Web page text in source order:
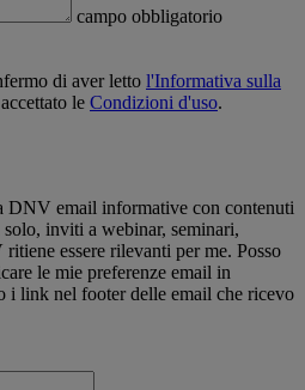
campo obbligatorio
di aver letto l'Informativa sulla
le Condizioni d'uso.
DNV email informative con contenuti
inviti a webinar, seminari,
essere rilevanti per me. Posso
le mie preferenze email in
i link nel footer delle email che ricevo